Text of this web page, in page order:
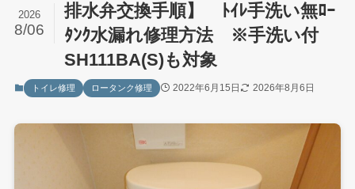
排水弁交換手順】 ﾄｲﾚ手洗い無ﾛｰ
ﾀﾝｸ水漏れ修理方法 ※手洗い付
SH111BA(S)も対象
2026
8/06
トイレ修理 ロータンク修理 2022年6月15日 2026年8月6日